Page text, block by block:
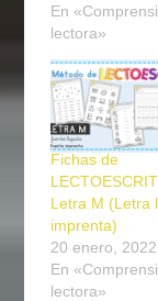
En
lectora»
Fichas de
Letra M (Letra
imprenta)
20 enero, 2022
En
lectora»